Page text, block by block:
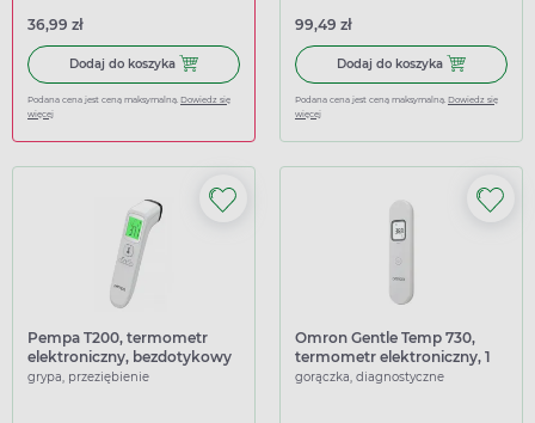
36,99 zł
Dodaj do koszyka Dodaj do koszyka Ibuprom Max Sprint, 40 kapsułek
Podana cena jest ceną maksymalną. Dowiedz się
więcej
99,49 zł
Dodaj do koszyka Dodaj do
Podana cena jest ceną maksymalną. Dowiedz się
więcej
Pempa T200, termometr
elektroniczny, bezdotykowy
grypa, przeziębienie
Omron Gentle Temp 730,
termometr elektroniczny, 1
sztuka
gorączka, diagnostyczne